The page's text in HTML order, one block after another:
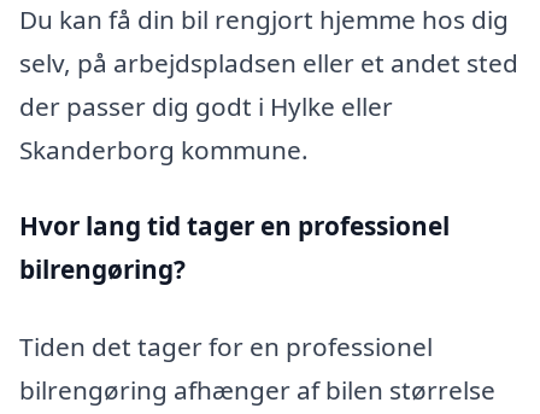
Du kan få din bil rengjort hjemme hos dig
selv, på arbejdspladsen eller et andet sted
der passer dig godt i Hylke eller
Skanderborg kommune.
Hvor lang tid tager en professionel
bilrengøring?
Tiden det tager for en professionel
bilrengøring afhænger af bilen størrelse